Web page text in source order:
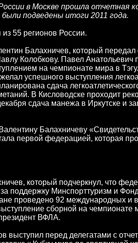
в Москве прошла отчетная
подведены итоги 2011 года.
из 55 регионов России.
Балахничев, который передал
Колобкову. Павел Анатольевич
на чемпионате мира в
успешного выступления
сдача
В Кисловодске проходит
сдача манежа в Иркутске и
Балахничеву
первой федерацией, которая
который подчеркнул, что
за поддержку Минспорттуризм и
проведено 92 международных и
сборной на чемпионате
ВФЛА.
выступил перед делегатами с